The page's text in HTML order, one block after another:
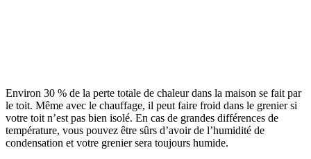
Environ 30 % de la perte totale de chaleur dans la maison se fait par
le toit. Même avec le chauffage, il peut faire froid dans le grenier si
votre toit n’est pas bien isolé. En cas de grandes différences de
température, vous pouvez être sûrs d’avoir de l’humidité de
condensation et votre grenier sera toujours humide.